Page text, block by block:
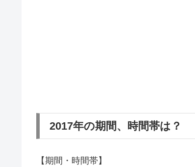
2017年の期間、時間帯は？
【期間・時間帯】